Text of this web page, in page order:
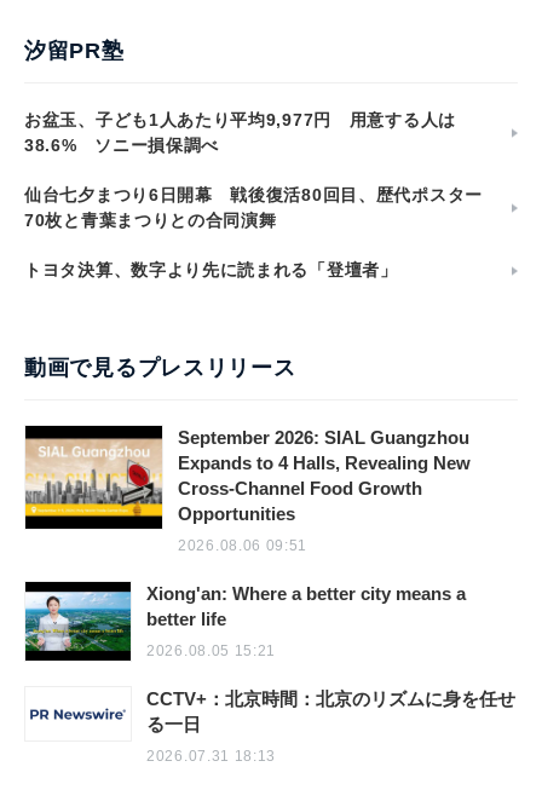
汐留PR塾
お盆玉、子ども1人あたり平均9,977円 用意する人は
38.6% ソニー損保調べ
仙台七夕まつり6日開幕 戦後復活80回目、歴代ポスター
70枚と青葉まつりとの合同演舞
トヨタ決算、数字より先に読まれる「登壇者」
動画で見るプレスリリース
September 2026: SIAL Guangzhou
Expands to 4 Halls, Revealing New
Cross-Channel Food Growth
Opportunities
2026.08.06 09:51
Xiong'an: Where a better city means a
better life
2026.08.05 15:21
CCTV+：北京時間：北京のリズムに身を任せ
る一日
2026.07.31 18:13